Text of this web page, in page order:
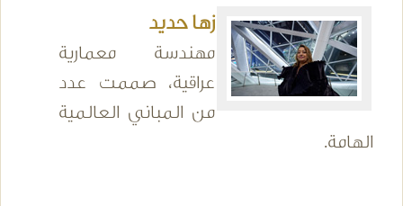
زها حديد
مهندسة معمارية
عراقية، صممت عدد
من المباني العالمية
الهامة.